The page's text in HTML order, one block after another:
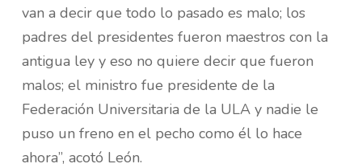
van a decir que todo lo pasado es malo; los
padres del presidentes fueron maestros con la
antigua ley y eso no quiere decir que fueron
malos; el ministro fue presidente de la
Federación Universitaria de la ULA y nadie le
puso un freno en el pecho como él lo hace
ahora”, acotó León.